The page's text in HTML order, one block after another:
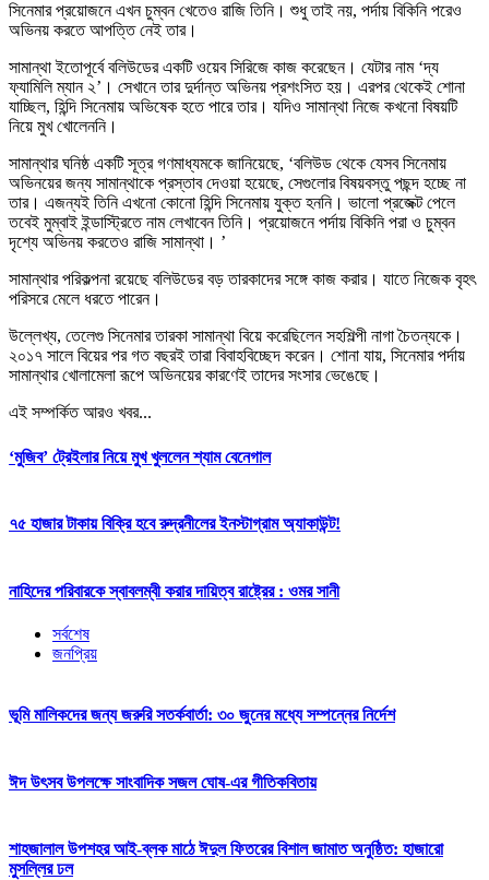
সিনেমার প্রয়োজনে এখন চুম্বন খেতেও রাজি তিনি। শুধু তাই নয়, পর্দায় বিকিনি পরেও
অভিনয় করতে আপত্তি নেই তার।
সামান্থা ইতোপূর্বে বলিউডের একটি ওয়েব সিরিজে কাজ করেছেন। যেটার নাম ‘দ্য
ফ্যামিলি ম্যান ২’। সেখানে তার দুর্দান্ত অভিনয় প্রশংসিত হয়। এরপর থেকেই শোনা
যাচ্ছিল, হিন্দি সিনেমায় অভিষেক হতে পারে তার। যদিও সামান্থা নিজে কখনো বিষয়টি
নিয়ে মুখ খোলেননি।
সামান্থার ঘনিষ্ঠ একটি সূত্র গণমাধ্যমকে জানিয়েছে, ‘বলিউড থেকে যেসব সিনেমায়
অভিনয়ের জন্য সামান্থাকে প্রস্তাব দেওয়া হয়েছে, সেগুলোর বিষয়বস্তু পছন্দ হচ্ছে না
তার। এজন্যই তিনি এখনো কোনো হিন্দি সিনেমায় যুক্ত হননি। ভালো প্রজেক্ট পেলে
তবেই মুম্বাই ইন্ডাস্ট্রিতে নাম লেখাবেন তিনি। প্রয়োজনে পর্দায় বিকিনি পরা ও চুম্বন
দৃশ্যে অভিনয় করতেও রাজি সামান্থা। ’
সামান্থার পরিকল্পনা রয়েছে বলিউডের বড় তারকাদের সঙ্গে কাজ করার। যাতে নিজেক বৃহৎ
পরিসরে মেলে ধরতে পারেন।
উল্লেখ্য, তেলেগু সিনেমার তারকা সামান্থা বিয়ে করেছিলেন সহশিল্পী নাগা চৈতন্যকে।
২০১৭ সালে বিয়ের পর গত বছরই তারা বিবাহবিচ্ছেদ করেন। শোনা যায়, সিনেমার পর্দায়
সামান্থার খোলামেলা রূপে অভিনয়ের কারণেই তাদের সংসার ভেঙেছে।
এই সম্পর্কিত আরও খবর...
‘মুজিব’ ট্রেইলার নিয়ে মুখ খুললেন শ্যাম বেনেগাল
৭৫ হাজার টাকায় বিক্রি হবে রুদ্রনীলের ইনস্টাগ্রাম অ্যাকাউন্ট!
নাহিদের পরিবারকে স্বাবলম্বী করার দায়িত্ব রাষ্ট্রের : ওমর সানী
সর্বশেষ
জনপ্রিয়
ভূমি মালিকদের জন্য জরুরি সতর্কবার্তা: ৩০ জুনের মধ্যে সম্পন্নের নির্দেশ
ঈদ উৎসব উপলক্ষে সাংবাদিক সজল ঘোষ-এর গীতিকবিতায়
শাহজালাল উপশহর আই-ব্লক মাঠে ঈদুল ফিতরের বিশাল জামাত অনুষ্ঠিত: হাজারো
মুসল্লির ঢল